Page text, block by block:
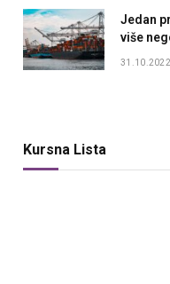
Jedan
više
31.10.2022.
Kursna Lista